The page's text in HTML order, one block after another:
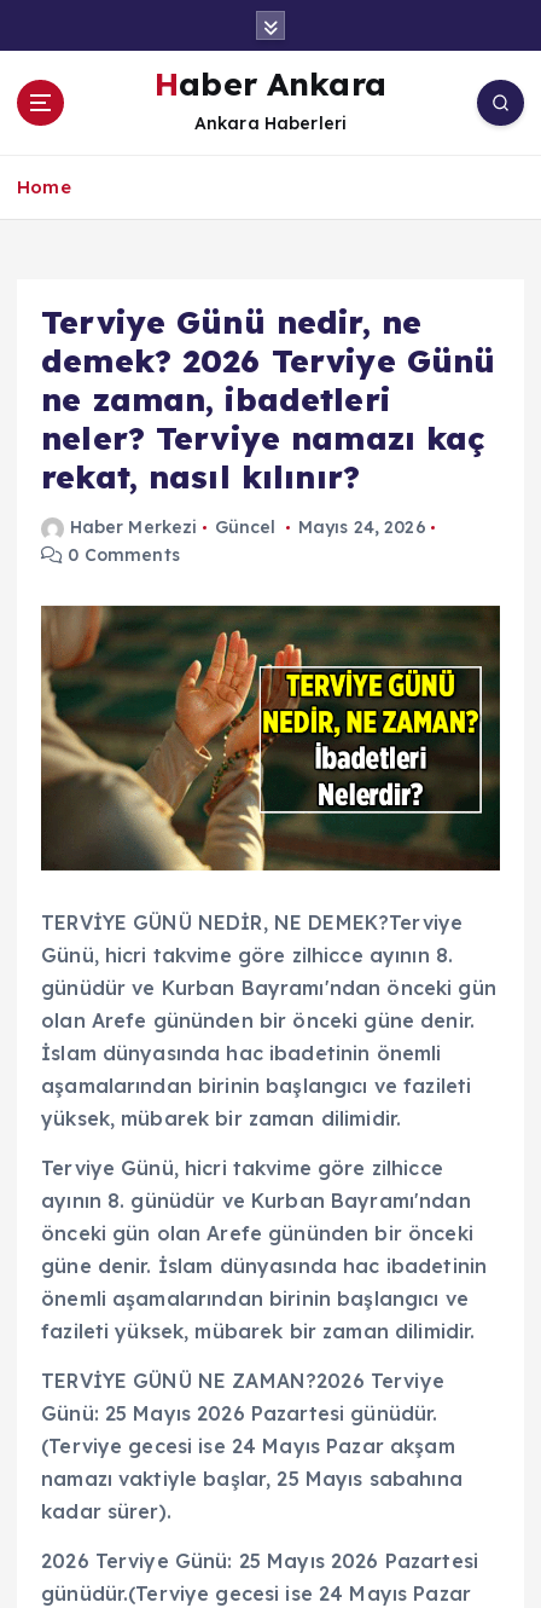
Haber Ankara
Ankara Haberleri
Home
Terviye Günü nedir, ne
demek? 2026 Terviye Günü
ne zaman, ibadetleri
neler? Terviye namazı kaç
rekat, nasıl kılınır?
Haber Merkezi Güncel
Mayıs 24, 2026
0 Comments
TERVİYE GÜNÜ NEDİR, NE DEMEK?Terviye
Günü, hicri takvime göre zilhicce ayının 8.
günüdür ve Kurban Bayramı'ndan önceki gün
olan Arefe gününden bir önceki güne denir.
İslam dünyasında hac ibadetinin önemli
aşamalarından birinin başlangıcı ve fazileti
yüksek, mübarek bir zaman dilimidir.
Terviye Günü, hicri takvime göre zilhicce
ayının 8. günüdür ve Kurban Bayramı'ndan
önceki gün olan Arefe gününden bir önceki
güne denir. İslam dünyasında hac ibadetinin
önemli aşamalarından birinin başlangıcı ve
fazileti yüksek, mübarek bir zaman dilimidir.
TERVİYE GÜNÜ NE ZAMAN?2026 Terviye
Günü: 25 Mayıs 2026 Pazartesi günüdür.
(Terviye gecesi ise 24 Mayıs Pazar akşam
namazı vaktiyle başlar, 25 Mayıs sabahına
kadar sürer).
2026 Terviye Günü: 25 Mayıs 2026 Pazartesi
günüdür.(Terviye gecesi ise 24 Mayıs Pazar